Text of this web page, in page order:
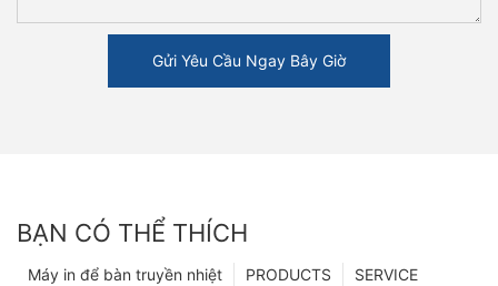
Gửi Yêu Cầu Ngay Bây Giờ
BẠN CÓ THỂ THÍCH
SERVICE
PRODUCTS
Máy in để bàn truyền nhiệt